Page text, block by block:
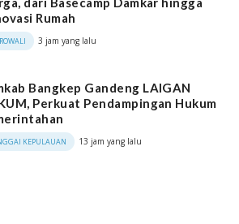
Rumah
3 jam yang lalu
Bangkep Gandeng LAIGAN
Perkuat Pendampingan Hukum
KEPULAUAN 13 jam yang lalu